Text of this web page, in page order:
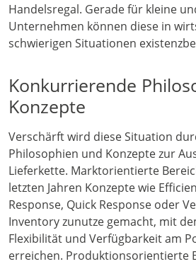
Handelsregal. Gerade für kleine
Unternehmen können diese in
schwierigen Situationen
Konkurrierende
Konzepte
Verschärft wird diese Situation
Philosophien und Konzepte zur
Lieferkette. Marktorientierte
letzten Jahren Konzepte wie
Response, Quick Response oder
Inventory zunutze gemacht, mit
Flexibilität und Verfügbarkeit am
erreichen. Produktionsorientierte